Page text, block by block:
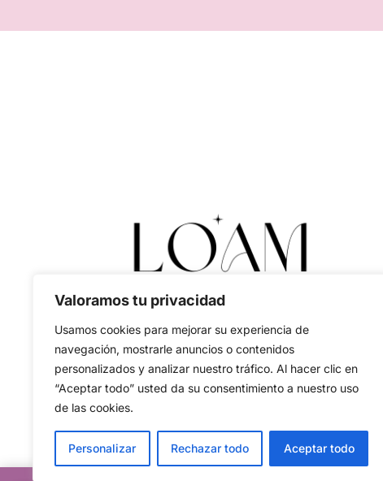
Valoramos tu privacidad
Usamos cookies para mejorar su experiencia de
navegación, mostrarle anuncios o contenidos
personalizados y analizar nuestro tráfico. Al hacer clic en
“Aceptar todo” usted da su consentimiento a nuestro uso
de las cookies.
Personalizar Rechazar todo Aceptar todo